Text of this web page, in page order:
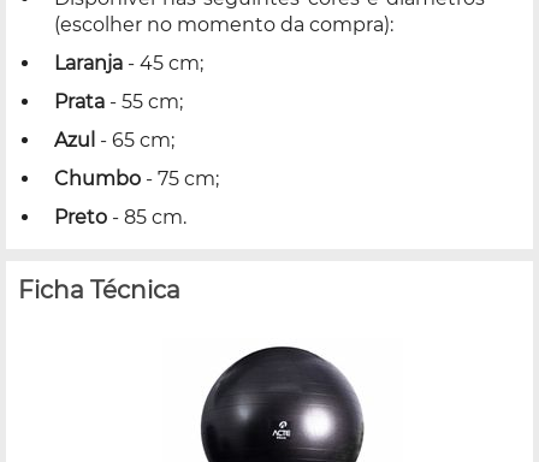
(escolher no momento da compra):
Laranja - 45 cm;
Prata - 55 cm;
Azul - 65 cm;
Chumbo - 75 cm;
Preto - 85 cm.
Ficha Técnica